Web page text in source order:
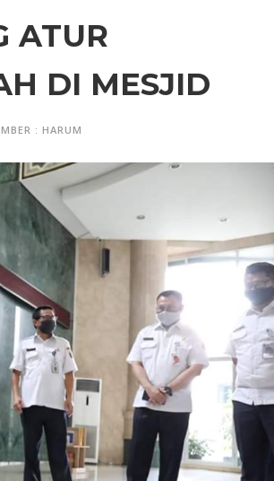
ATUR
DI MESJID
: HARUM